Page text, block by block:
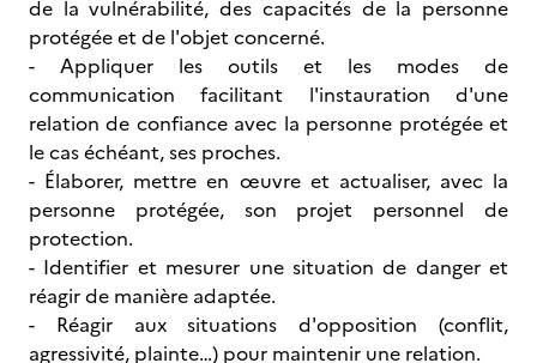
de la vulnérabilité, des capacités de la personne
protégée et de l'objet concerné.
- Appliquer les outils et les modes de
communication facilitant l'instauration d'une
relation de confiance avec la personne protégée et
le cas échéant, ses proches.
- Élaborer, mettre en œuvre et actualiser, avec la
personne protégée, son projet personnel de
protection.
- Identifier et mesurer une situation de danger et
réagir de manière adaptée.
- Réagir aux situations d'opposition (conflit,
agressivité, plainte…) pour maintenir une relation.